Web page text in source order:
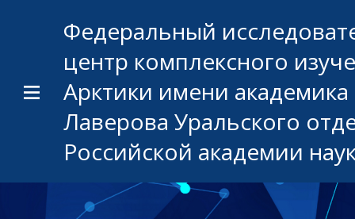
Федеральный
центр комплексного
Арктики имени
Лаверова Уральского
Российской академии